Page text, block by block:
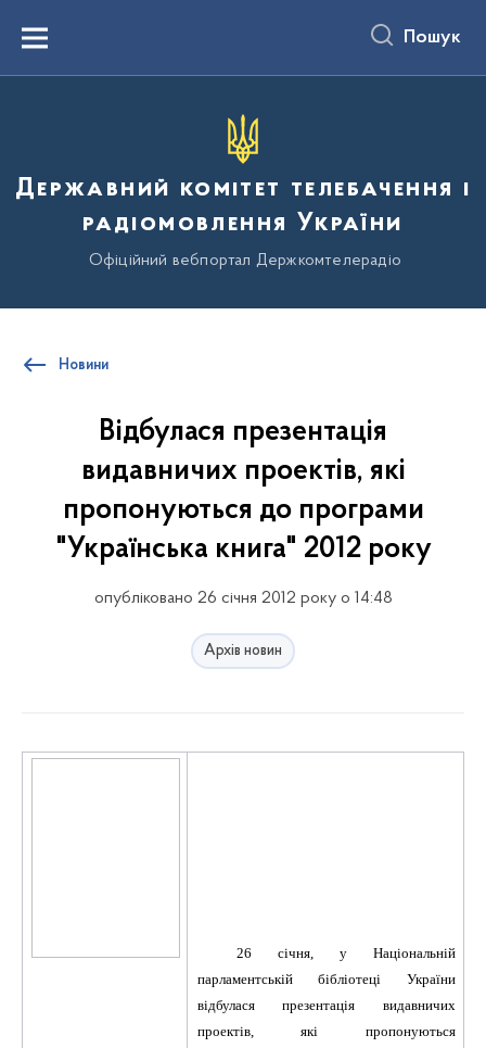
вмістуMenu Пошук
Державний комітет телебачення і
радіомовлення України
Офіційний вебпортал Держкомтелерадіо
Новини
Відбулася презентація
видавничих проектів, які
пропонуються до програми
"Українська книга" 2012 року
опубліковано 26 січня 2012 року о 14:48
Архів новин
26 січня, у Національній
парламентській бібліотеці України
відбулася презентація видавничих
проектів, які пропонуються